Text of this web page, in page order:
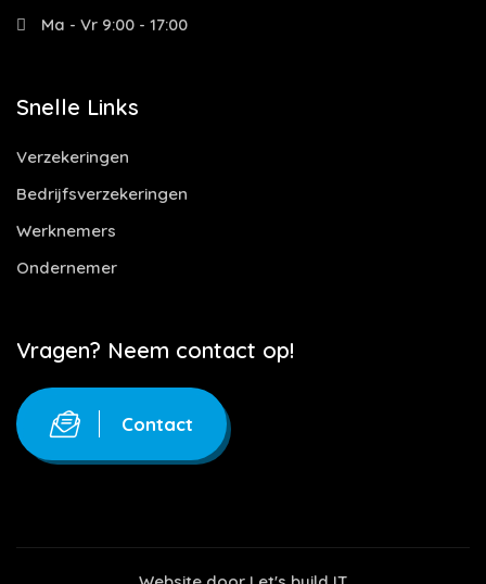
Ma - Vr 9:00 - 17:00
Snelle Links
Verzekeringen
Bedrijfsverzekeringen
Werknemers
Ondernemer
Vragen? Neem contact op!
Contact